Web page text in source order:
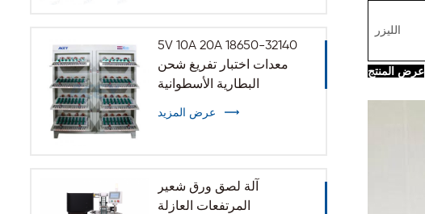
5V 10A 20A 18650-32140
معدات اختبار تفريغ شحن
البطارية الأسطوانية
عرض المزيد
آلة لصق ورق شعير
المرتفعات العازلة
الليزر
عرض المنتج